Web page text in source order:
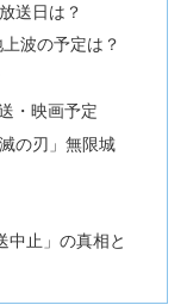
送日は？
波の予定は？
・映画予定
の刃」無限城
中止」の真相と